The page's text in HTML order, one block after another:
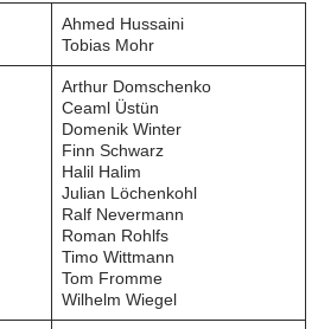
Ahmed Hussaini
Tobias Mohr
Arthur Domschenko
Ceaml Üstün
Domenik Winter
Finn Schwarz
Halil Halim
Julian Löchenkohl
Ralf Nevermann
Roman Rohlfs
Timo Wittmann
Tom Fromme
Wilhelm Wiegel